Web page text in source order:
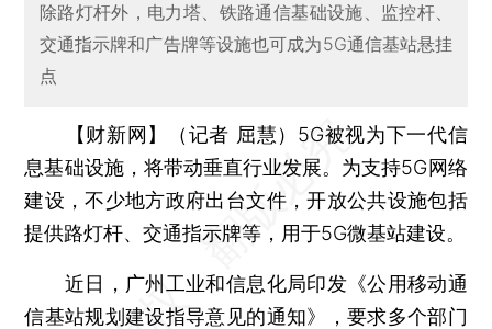
除路灯杆外，电力塔、铁路通信基础设施、监控杆、
交通指示牌和广告牌等设施也可成为5G通信基站悬挂
点
【财新网】（记者 屈慧） 5G被视为下一代信
息基础设施，将带动垂直行业发展。为支持5G网络
建设，不少地方政府出台文件，开放公共设施包括
提供路灯杆、交通指示牌等，用于5G微基站建设。
近日，广州工业和信息化局印发《公用移动通
信基站规划建设指导意见的通知》，要求多个部门